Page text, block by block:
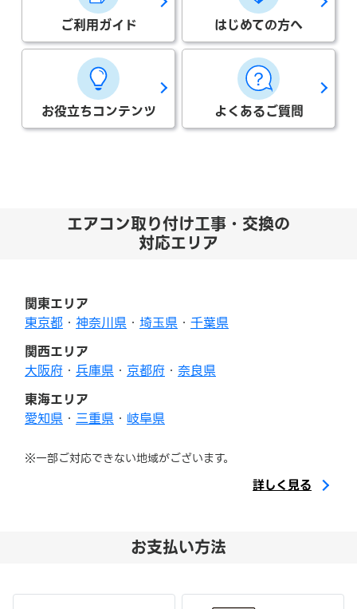
ご利用ガイド はじめての方へ
お役立ちコンテンツ よくあるご質問
エアコン取り付け工事・交換の
対応エリア
関東エリア
東京都 ・ 神奈川県 ・ 埼玉県 ・ 千葉県
関西エリア
大阪府 ・ 兵庫県 ・ 京都府 ・ 奈良県
東海エリア
愛知県 ・ 三重県 ・ 岐阜県
※一部ご対応できない地域がございます。
詳しく見る
お支払い方法